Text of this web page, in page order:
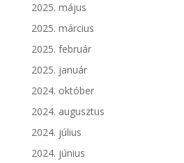
2025. május
2025. március
2025. február
2025. január
2024. október
2024. augusztus
2024. július
2024. június